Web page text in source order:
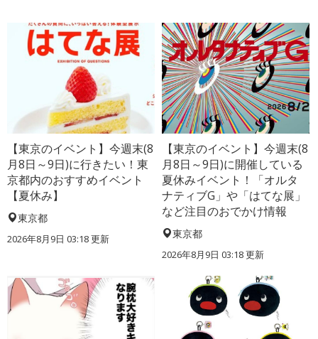
【東京のイベント】今週末(8
月8日～9日)に行きたい！東
京都内のおすすめイベント
【夏休み】
東京都
2026年8月9日 03:18更新
【東京のイベント】今週末(8
月8日～9日)に開催している
夏休みイベント！「オルタ
ナティブG」や「はてな展」
など注目のおでかけ情報
東京都
2026年8月9日 03:18更新